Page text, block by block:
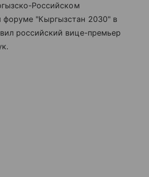
Российском
форуме "Кыргызстан 2030" в
российский вице-премьер